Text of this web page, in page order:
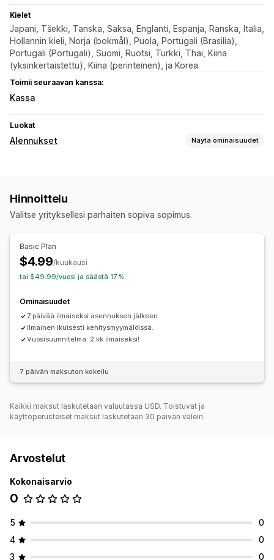
Kielet
Japani, Tšekki, Tanska, Saksa, Englanti, Espanja, Ranska, Italia,
Hollannin kieli, Norja (bokmål), Puola, Portugali (Brasilia),
Portugali (Portugali), Suomi, Ruotsi, Turkki, Thai, Kiina
(yksinkertaistettu), Kiina (perinteinen), ja Korea
Toimii seuraavan kanssa:
Kassa
Luokat
Alennukset Näytä ominaisuudet
Prosenttialennukset
Hinnoittelu
Valitse yrityksellesi parhaiten sopiva sopimus.
Basic Plan
$4.99/kuukausi
tai $49.99/vuosi ja säästä 17 %
Ominaisuudet
7 päivää ilmaiseksi asennuksen jälkeen.
Ilmainen ikuisesti kehitysmyymälöissä.
Vuosisuunnitelma: 2 kk ilmaiseksi!
7 päivän maksuton kokeilu
Kaikki maksut laskutetaan valuutassa USD. Toistuvat ja
käyttöperusteiset maksut laskutetaan 30 päivän välein.
Arvostelut
Kokonaisarvio
0
5
0
4
0
3
0